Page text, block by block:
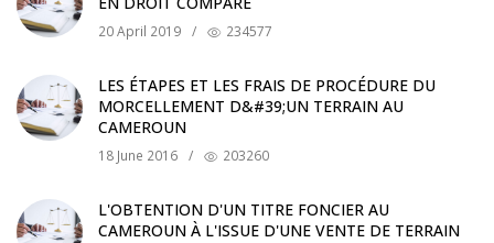
20 April 2019 / 234577
LES ÉTAPES ET LES FRAIS DE PROCÉDURE DU
MORCELLEMENT D&#39;UN TERRAIN AU
CAMEROUN
18 June 2016 / 203260
L'OBTENTION D'UN TITRE FONCIER AU
CAMEROUN À L'ISSUE D'UNE VENTE DE TERRAIN